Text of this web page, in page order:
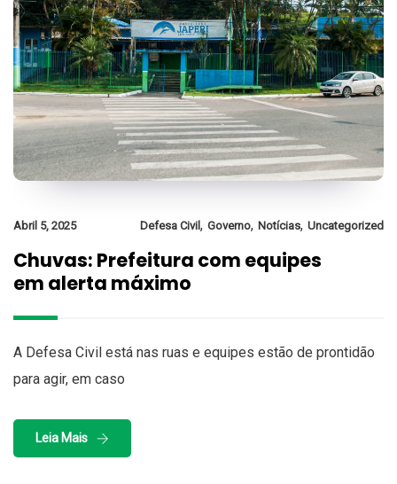
Abril 5, 2025 Defesa Civil , Governo, Notícias, Uncategorized
Chuvas: Prefeitura com equipes
em alerta máximo
A Defesa Civil está nas ruas e equipes estão de prontidão
para agir, em caso
Leia Mais